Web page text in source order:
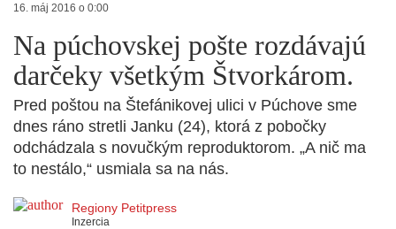
16. máj 2016 o 0:00
Na púchovskej pošte rozdávajú
darčeky všetkým Štvorkárom.
Pred poštou na Štefánikovej ulici v Púchove sme
dnes ráno stretli Janku (24), ktorá z pobočky
odchádzala s novučkým reproduktorom. „A nič ma
to nestálo,“ usmiala sa na nás.
Regiony Petitpress
Inzercia